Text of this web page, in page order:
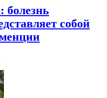
болезнь
собой